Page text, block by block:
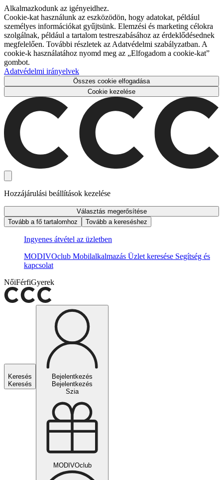
Alkalmazkodunk az igényeidhez.
Cookie-kat használunk az eszközödön, hogy adatokat, például
személyes információkat gyűjtsünk. Elemzési és marketing célokra
szolgálnak, például a tartalom testreszabásához az érdeklődésednek
megfelelően. További részletek az Adatvédelmi szabályzatban. A
cookie-k használatához nyomd meg az „Elfogadom a cookie-kat”
gombot.
Adatvédelmi irányelvek
Összes cookie elfogadása
Cookie kezelése
Hozzájárulási beállítások kezelése
Választás megerősítése
Tovább a fő tartalomhoz
Tovább a kereséshez
Ingyenes átvétel az üzletben
MODIVOclub Mobilalkalmazás Üzlet keresése Segítség és
kapcsolat
NőiFérfiGyerek
Keresés
Keresés
Bejelentkezés
Bejelentkezés
Szia
MODIVOclub